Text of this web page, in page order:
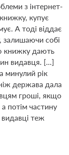
з інтернет-
купує
А тоді віддає
залишаючи собі
книжку дають
видавця. [...]
минулий рік
держава дала
гроші, якщо
потім частину
теж